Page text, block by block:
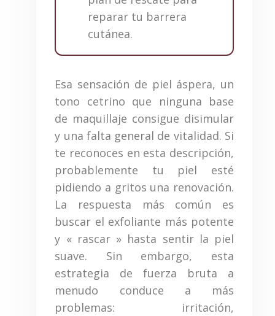
reparar tu barrera
cutánea.
Esa sensación de piel áspera, un
tono cetrino que ninguna base
de maquillaje consigue disimular
y una falta general de vitalidad. Si
te reconoces en esta descripción,
probablemente tu piel esté
pidiendo a gritos una renovación.
La respuesta más común es
buscar el exfoliante más potente
y « rascar » hasta sentir la piel
suave. Sin embargo, esta
estrategia de fuerza bruta a
menudo conduce a más
problemas: irritación,